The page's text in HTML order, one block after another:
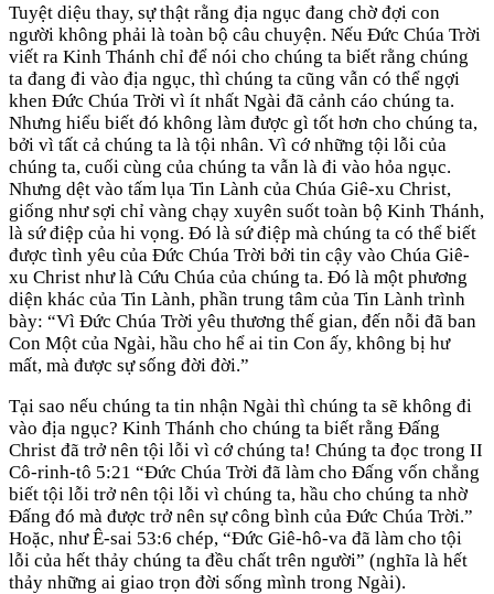
Tuyệt diệu thay, sự thật rằng địa ngục đang chờ đợi con
người không phải là toàn bộ câu chuyện. Nếu Đức Chúa Trời
viết ra Kinh Thánh chỉ để nói cho chúng ta biết rằng chúng
ta đang đi vào địa ngục, thì chúng ta cũng vẫn có thể ngợi
khen Đức Chúa Trời vì ít nhất Ngài đã cảnh cáo chúng ta.
Nhưng hiểu biết đó không làm được gì tốt hơn cho chúng ta,
bởi vì tất cả chúng ta là tội nhân. Vì cớ những tội lỗi của
chúng ta, cuối cùng của chúng ta vẫn là đi vào hỏa ngục.
Nhưng dệt vào tấm lụa Tin Lành của Chúa Giê-xu Christ,
giống như sợi chỉ vàng chạy xuyên suốt toàn bộ Kinh Thánh,
là sứ điệp của hi vọng. Đó là sứ điệp mà chúng ta có thể biết
được tình yêu của Đức Chúa Trời bởi tin cậy vào Chúa Giê-
xu Christ như là Cứu Chúa của chúng ta. Đó là một phương
diện khác của Tin Lành, phần trung tâm của Tin Lành trình
bày: “Vì Đức Chúa Trời yêu thương thế gian, đến nỗi đã ban
Con Một của Ngài, hầu cho hể ai tin Con ấy, không bị hư
mất, mà được sự sống đời đời.”
Tại sao nếu chúng ta tin nhận Ngài thì chúng ta sẽ không đi
vào địa ngục? Kinh Thánh cho chúng ta biết rằng Đấng
Christ đã trở nên tội lỗi vì cớ chúng ta! Chúng ta đọc trong II
Cô-rinh-tô 5:21 “Đức Chúa Trời đã làm cho Đấng vốn chẳng
biết tội lỗi trở nên tội lỗi vì chúng ta, hầu cho chúng ta nhờ
Đấng đó mà được trở nên sự công bình của Đức Chúa Trời.”
Hoặc, như Ê-sai 53:6 chép, “Đức Giê-hô-va đã làm cho tội
lỗi của hết thảy chúng ta đều chất trên người” (nghĩa là hết
thảy những ai giao trọn đời sống mình trong Ngài).